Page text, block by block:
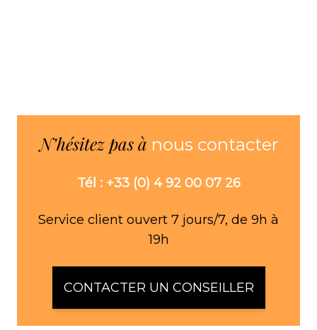
N’hésitez pas à nous contacter
Tél : +33 (0) 4 92 00 07 26
Service client ouvert 7 jours/7, de 9h à
19h
CONTACTER UN CONSEILLER